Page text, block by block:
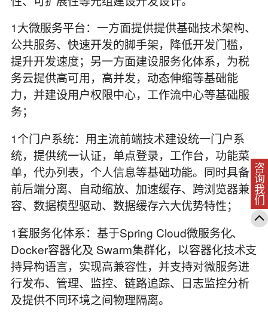
1大微服务平台：一方面提供提供基础技术架构、
公共服务、快速开发的脚手架，降低开发门槛，
提升开发速度；另一方面建设服务化体系，为税
务云提供高可用，高并发，动态伸缩等基础能
力，并建设用户权限中心，工作流中心等基础服
务；
1个门户系统：用主流前端技术建设统一门户系
统，提供统一认证，单点登录，工作台，功能菜
单，代办列表，个人信息等基础功能。同时具备
前后端分离、自动缩放、加速缓存、跨浏览器兼
容、数据模型驱动、数据缓存六大优势特性；
1套服务化体系：基于Spring Cloud微服务化、
Docker容器化及 Swarm集群化，以容器化技术支
持异构语言，实现高兼容性，并支持对微服务进
行发布、管理、监控、链路追踪、日志监控分析
及提供不同环境之间物理隔离。
咨询我们